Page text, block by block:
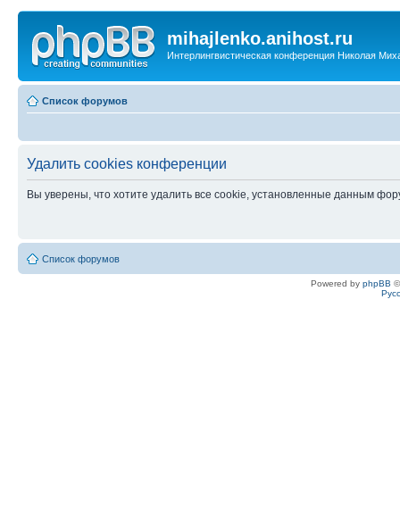
mihajlenko.anihost.ru
Интерлингвистическая конференция Николая
Список форумов
Удалить cookies конференции
Вы уверены, что хотите удалить все cookie, установленные данным
Список форумов
Powered by phpBB